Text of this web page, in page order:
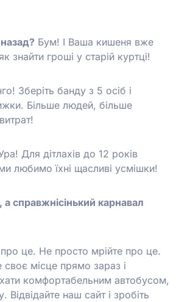
Бум! І Ваша кишеня вже
знайти гроші у старій куртці!
Зберіть банду з 5 осіб і
Більше людей, більше
Для дітлахів до 12 років
любимо їхні щасливі усмішки!
справжнісінький карнавал
це. Не просто мрійте про це.
місце прямо зараз і
комфортабельним автобусом,
наш сайт і зробіть